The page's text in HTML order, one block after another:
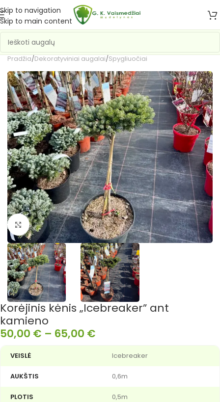
Skip to navigation
Skip to main content
Pradžia/Dekoratyviniai augalai/Spygliuočiai
Išdidinti nuotrauką
Korėjinis kėnis „Icebreaker” ant
kamieno
50,00 € – 65,00 €
VEISLĖ Icebreaker
AUKŠTIS 0,6m
PLOTIS 0,5m